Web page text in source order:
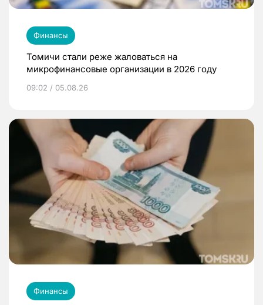
Финансы
Томичи стали реже жаловаться на
микрофинансовые организации в 2026 году
09:02 / 05.08.26
Финансы